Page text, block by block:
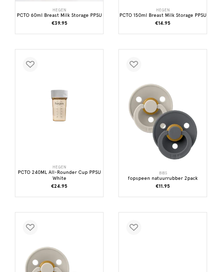
HEGEN
PCTO 60ml Breast Milk Storage PPSU
€39.95
HEGEN
PCTO 150ml Breast Milk Storage PPSU
€14.95
HEGEN
PCTO 240ML All-Rounder Cup PPSU
White
€24.95
BIBS
fopspeen natuurrubber 2pack
€11.95